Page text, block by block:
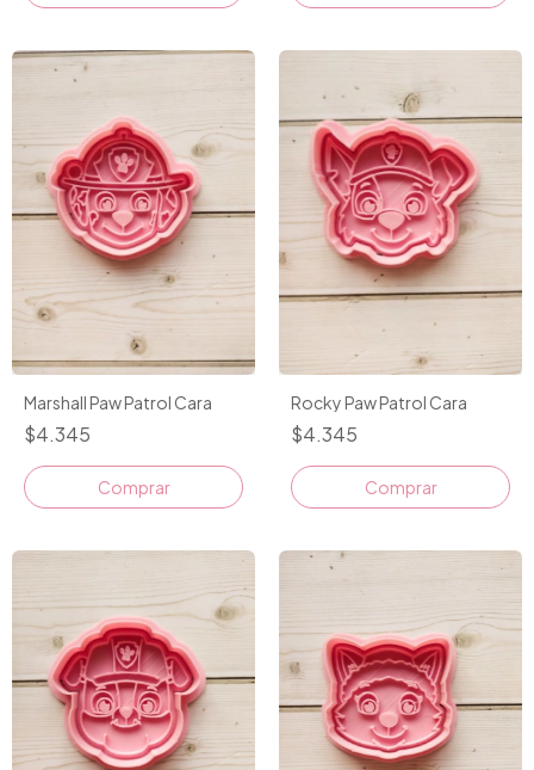
Marshall Paw Patrol Cara
$4.345
Comprar
Rocky Paw Patrol Cara
$4.345
Comprar